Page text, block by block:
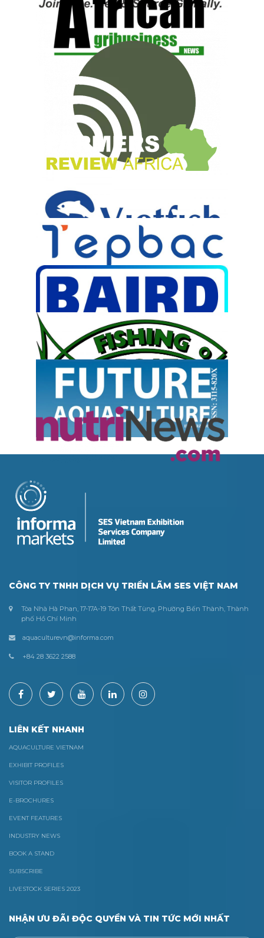
CÔNG TY TNHH DỊCH VỤ TRIỂN LÃM SES VIỆT NAM
Tòa Nhà Hà Phan, 17-17A-19 Tôn Thất Tùng, Phường Bến Thành, Thành
phố Hồ Chí Minh
aquaculturevn@informa.com
+84 28 3622 2588
LIÊN KẾT NHANH
AQUACULTURE VIETNAM
EXHIBIT PROFILES
VISITOR PROFILES
E-BROCHURES
EVENT FEATURES
INDUSTRY NEWS
BOOK A STAND
SUBSCRIBE
LIVESTOCK SERIES 2023
NHẬN ƯU ĐÃI ĐỘC QUYỀN VÀ TIN TỨC MỚI NHẤT